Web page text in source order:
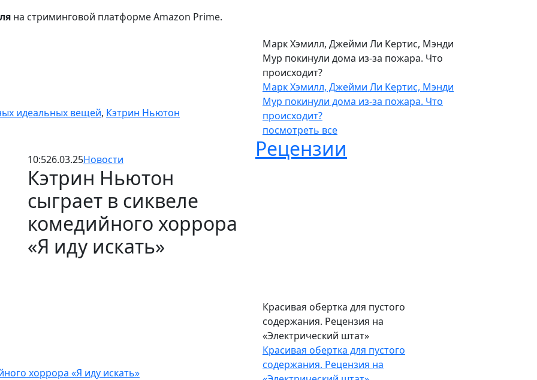
на стриминговой платформе Amazon Prime.
идеальных вещей, Кэтрин Ньютон
10:526.03.25Новости
Кэтрин Ньютон
сыграет в сиквеле
комедийного хоррора
«Я иду искать»
хоррора «Я иду искать»
Марк Хэмилл, Джейми Ли Кертис, Мэнди
Мур покинули дома из-за пожара. Что
происходит?
Марк Хэмилл, Джейми Ли Кертис, Мэнди